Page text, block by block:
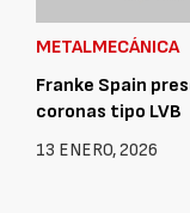
METALMECÁNICA
Franke Spain
coronas tipo LVB
13 ENERO, 2026